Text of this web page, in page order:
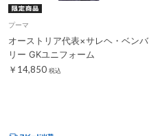
プーマ
オーストリア代表×サレヘ・ベンバ
リー GKユニフォーム
￥14,850 税込